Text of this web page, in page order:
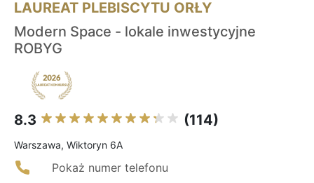
LAUREAT PLEBISCYTU ORŁY
Modern Space - lokale inwestycyjne
ROBYG
8.3 (114)
Warszawa, Wiktoryn 6A
Pokaż numer telefonu